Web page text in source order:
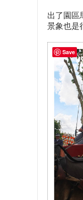
出了園區
景象也是
Save